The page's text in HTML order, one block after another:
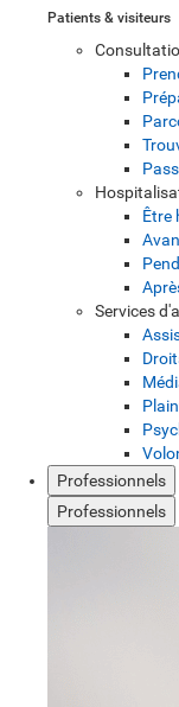
Patients & visiteurs
Être
Services
Professionnels
Professionnels